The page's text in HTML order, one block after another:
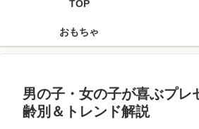
TOP
おもちゃ
男の子・女の子が喜ぶプレ
齢別＆トレンド解説